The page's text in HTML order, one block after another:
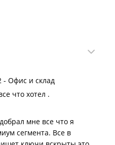
- Офис и склад
что хотел .
мне все что я
сегмента. Все в